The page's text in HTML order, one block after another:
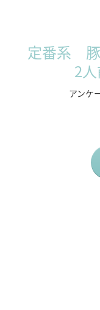
定番系 豚
2
アンケ